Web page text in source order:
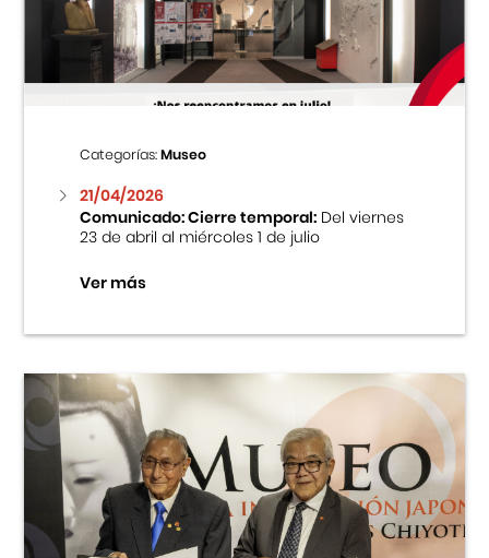
Centro Cultural Peruano Japonés
Museo de la Inmigración Japonesa
Fondo Editorial
Teatro Peruano Japonés
Categorías:Museo
21/04/2026
Comunicado: Cierre temporal:Del viernes
23 de abril al miércoles 1 de julio
Ver más